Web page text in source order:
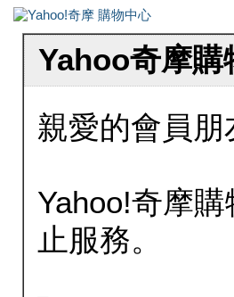
Yahoo奇摩購
親愛的會員朋
Yahoo!奇摩
止服務。